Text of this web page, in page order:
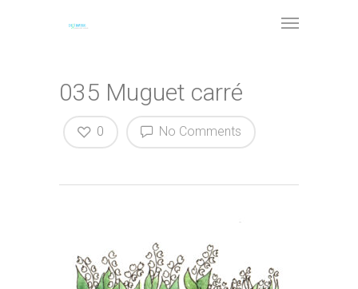
035 Muguet carré
No Comments
0